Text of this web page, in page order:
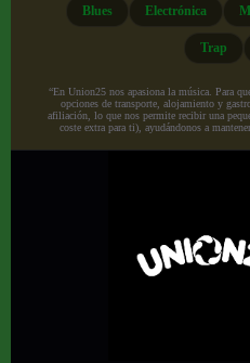
Blues Electrónica
Trap
“En Union25 nos apasiona la música. Para
opciones de transporte, alojamiento y
afiliación, lo que nos permite recibir una
coste extra para ti), ayudándonos a